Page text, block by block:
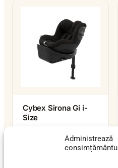
Administrează
consimțământul
Cybex Sirona Gi i-
Size
bebeluș (9 luni-4 ani)